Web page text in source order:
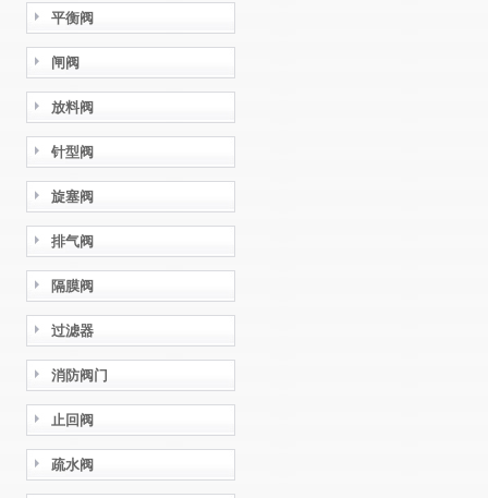
平衡阀
闸阀
放料阀
针型阀
旋塞阀
排气阀
隔膜阀
过滤器
消防阀门
止回阀
疏水阀